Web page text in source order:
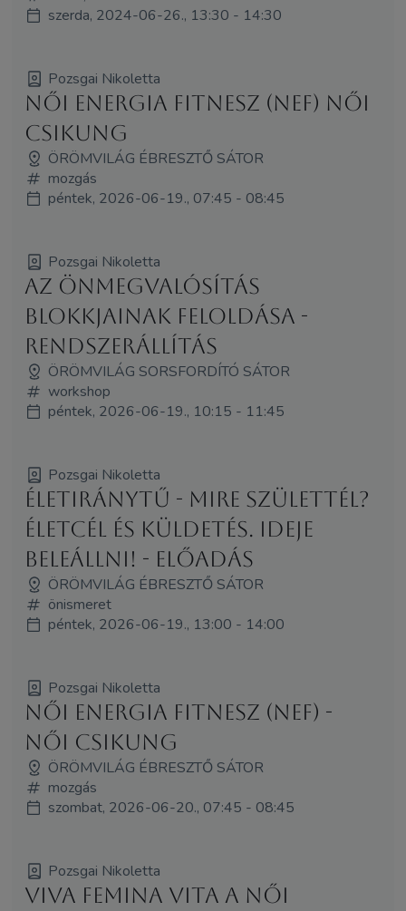
szerda, 2024-06-26., 13:30 - 14:30
Pozsgai Nikoletta
Női Energia Fitnesz (NEF) Női
Csikung
ÖRÖMVILÁG ÉBRESZTŐ SÁTOR
mozgás
péntek, 2026-06-19., 07:45 - 08:45
Pozsgai Nikoletta
Az Önmegvalósítás
Blokkjainak Feloldása -
rendszerállítás
ÖRÖMVILÁG SORSFORDÍTÓ SÁTOR
workshop
péntek, 2026-06-19., 10:15 - 11:45
Pozsgai Nikoletta
ÉletIránytű - Mire születtél?
Életcél és küldetés. Ideje
beleállni! - előadás
ÖRÖMVILÁG ÉBRESZTŐ SÁTOR
önismeret
péntek, 2026-06-19., 13:00 - 14:00
Pozsgai Nikoletta
Női Energia Fitnesz (NEF) -
Női Csikung
ÖRÖMVILÁG ÉBRESZTŐ SÁTOR
mozgás
szombat, 2026-06-20., 07:45 - 08:45
Pozsgai Nikoletta
Viva Femina Vita A Női